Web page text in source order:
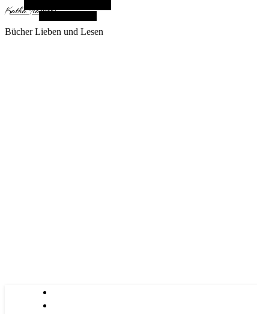
KathaFlauschi
Bücher Lieben und Lesen
Zufallsauswahl